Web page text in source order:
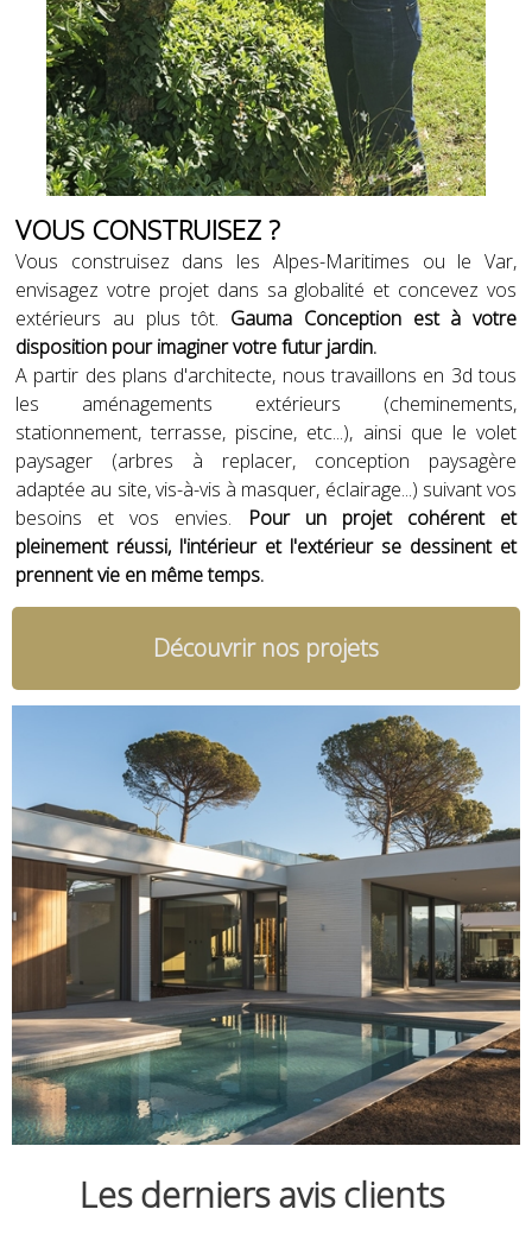
VOUS CONSTRUISEZ ?
Vous construisez dans les Alpes-Maritimes ou le Var,
envisagez votre projet dans sa globalité et concevez vos
extérieurs au plus tôt. Gauma Conception est à votre
disposition pour imaginer votre futur jardin.
A partir des plans d'architecte, nous travaillons en 3d tous
les aménagements extérieurs (cheminements,
stationnement, terrasse, piscine, etc...), ainsi que le volet
paysager (arbres à replacer, conception paysagère
adaptée au site, vis-à-vis à masquer, éclairage...) suivant vos
besoins et vos envies.
Pour un projet cohérent et
pleinement réussi, l'intérieur et l'extérieur se dessinent et
prennent vie en même temps.
Découvrir nos projets
Les derniers avis clients